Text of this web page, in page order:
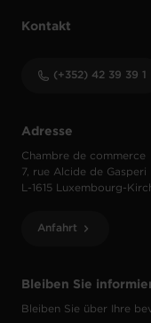
Bleiben Sie
Bleiben Sie über Ihre
Adresse
Chambre de commerce
7, rue Alcide de Gasperi
L-1615 Luxembourg-
Anfahrt
Kontakt
(+352) 42 39 39 1